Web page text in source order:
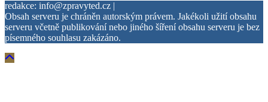
redakce: info@zpravyted.cz |
Obsah serveru je chráněn autorským právem. Jakékoli užití obsahu
serveru včetně publikování nebo jiného šíření obsahu serveru je bez
písemného souhlasu zakázáno.